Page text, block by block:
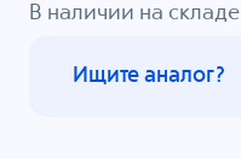
В наличии на складе
Ищите аналог?